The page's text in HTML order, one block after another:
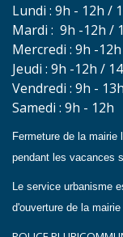
Lundi : 9h - 12h /
Mardi : 9h -12h /
Mercredi : 9h -
Jeudi : 9h -12h /
Vendredi : 9h - 13h
Samedi : 9h - 12h
Fermeture de la
pendant les vacances
Le service urbanisme
d'ouverture de la mairie